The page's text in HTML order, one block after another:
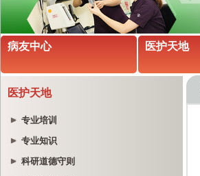
病友中心 医护天地
医护天地
专业培训
专业知识
科研道德守则